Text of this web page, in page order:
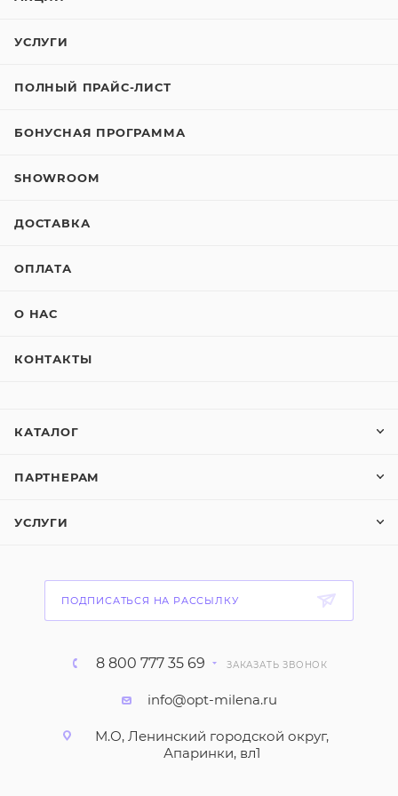
УСЛУГИ
ПОЛНЫЙ ПРАЙС-ЛИСТ
БОНУСНАЯ ПРОГРАММА
SHOWROOM
ДОСТАВКА
ОПЛАТА
О НАС
КОНТАКТЫ
КАТАЛОГ
ПАРТНЕРАМ
УСЛУГИ
ПОДПИСАТЬСЯ НА РАССЫЛКУ
8 800 777 35 69 ЗАКАЗАТЬ ЗВОНОК
info@opt-milena.ru
М.О, Ленинский городской округ,
Апаринки, вл1